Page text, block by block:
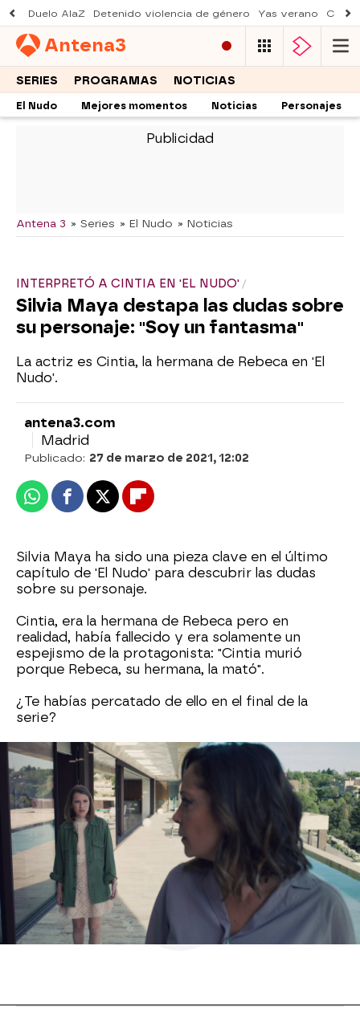
Duelo AlaZ Detenido violencia de género Yas verano
Antena3
SERIES PROGRAMAS NOTICIAS
El Nudo Mejores momentos Noticias
Personajes
-
Antena 3 » Series » El Nudo » Noticias
INTERPRETÓ A CINTIA EN 'EL NUDO'
Silvia Maya destapa las dudas sobre
su personaje: "Soy un fantasma"
La actriz es Cintia, la hermana de Rebeca en 'El
Nudo'.
antena3.com
Madrid
Publicado: 27 de marzo de 2021, 12:02
WhatsappFacebook
X Flipboard
Silvia Maya ha sido una pieza clave en el último
capítulo de 'El Nudo' para descubrir las dudas
sobre su personaje.
Cintia, era la hermana de Rebeca pero en
realidad, había fallecido y era solamente un
espejismo de la protagonista: "Cintia murió
porque Rebeca, su hermana, la mató".
¿Te habías percatado de ello en el final de la
serie?